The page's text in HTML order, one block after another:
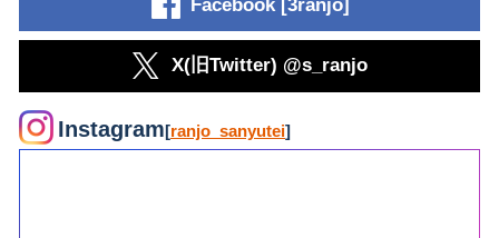
Facebook [3ranjo]
X(旧Twitter) @s_ranjo
Instagram[ranjo_sanyutei]